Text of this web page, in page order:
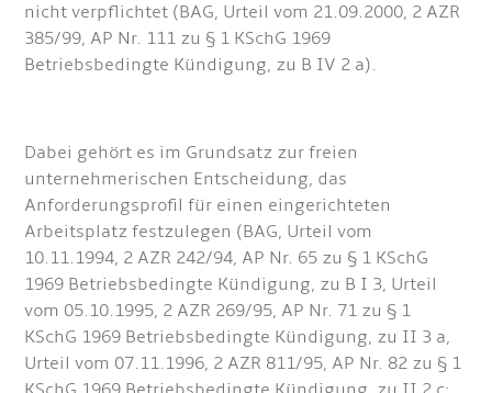
nicht verpflichtet (BAG, Urteil vom 21.09.2000, 2 AZR
385/99, AP Nr. 111 zu § 1 KSchG 1969
Betriebsbedingte Kündigung, zu B IV 2 a).
Dabei gehört es im Grundsatz zur freien
unternehmerischen Entscheidung, das
Anforderungsprofil für einen eingerichteten
Arbeitsplatz festzulegen (BAG, Urteil vom
10.11.1994, 2 AZR 242/94, AP Nr. 65 zu § 1 KSchG
1969 Betriebsbedingte Kündigung, zu B I 3, Urteil
vom 05.10.1995, 2 AZR 269/95, AP Nr. 71 zu § 1
KSchG 1969 Betriebsbedingte Kündigung, zu II 3 a,
Urteil vom 07.11.1996, 2 AZR 811/95, AP Nr. 82 zu § 1